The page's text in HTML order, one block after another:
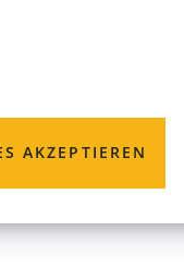
AKZEPTIEREN